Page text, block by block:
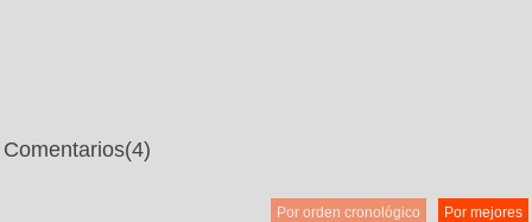
Comentarios(4)
Por mejores
Por orden cronológico